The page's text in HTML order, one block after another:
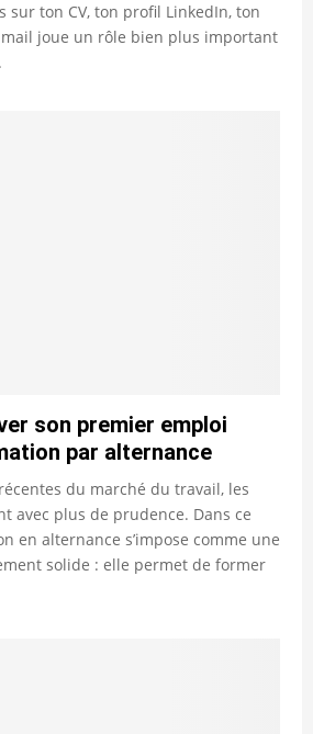
sur ton CV, ton profil LinkedIn, ton
joue un rôle bien plus important
son premier emploi
par alternance
du marché du travail, les
avec plus de prudence. Dans ce
en alternance s’impose comme une
solide : elle permet de former